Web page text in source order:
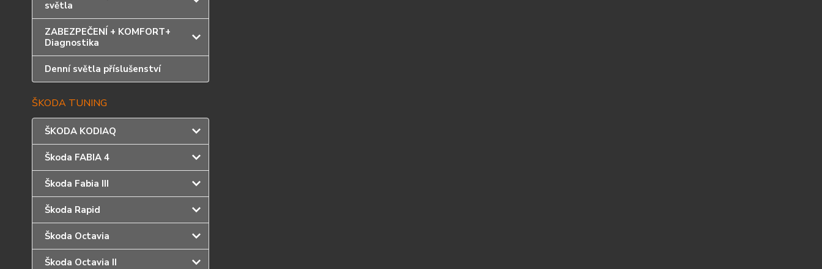
světla
ZABEZPEČENÍ + KOMFORT+
Diagnostika
Denní světla příslušenství
ŠKODA TUNING
ŠKODA KODIAQ
Škoda FABIA 4
Škoda Fabia III
Škoda Rapid
Škoda Octavia
Škoda Octavia II